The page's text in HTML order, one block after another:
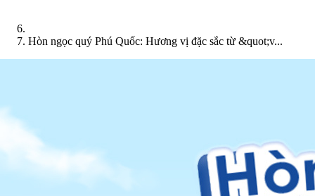
Hòn ngọc quý Phú Quốc: Hương vị đặc sắc từ &quot;v...